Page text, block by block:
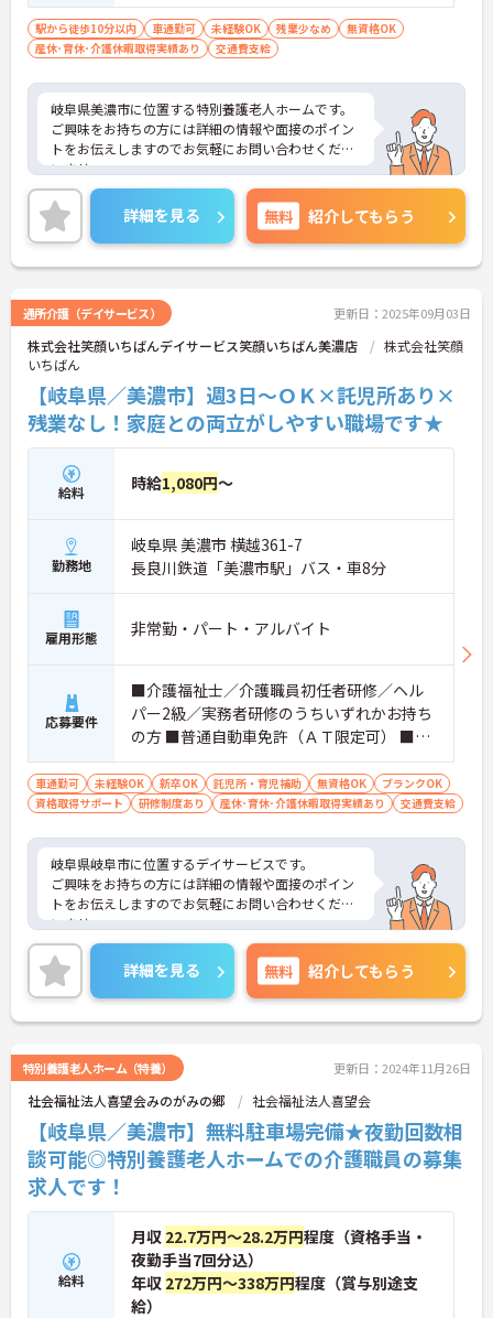
駅から徒歩10分以内 車通勤可 未経験OK 残業少なめ
無資格OK
産休･育休･介護休暇取得実績あり
交通費支給
岐阜県美濃市に位置する特別養護老人ホームです。
ご興味をお持ちの方には詳細の情報や面接のポイン
トをお伝えしますのでお気軽にお問い合わせくださ
いませ。
詳細を見る 無料 紹介してもらう
通所介護（デイサービス） 更新日：2025年09月03日
株式会社笑顔いちばんデイサービス笑顔いちばん美濃店
株式会社笑顔
いちばん
【岐阜県／美濃市】週3日～ＯＫ×託児所あり×
残業なし！家庭との両立がしやすい職場です★
給料 時給1,080円～
勤務地
岐阜県 美濃市 横越361-7
長良川鉄道「美濃市駅」バス・車8分
雇用形態 非常勤・パート・アルバイト
応募要件
■介護福祉士／介護職員初任者研修／ヘル
パー2級／実務者研修のうちいずれかお持ち
の方 ■普通自動車免許（ＡＴ限定可） ■経
験不問 ■週3日～5日程度勤務可能な方歓
迎
車通勤可 未経験OK 新卒OK 託児所・育児補助 無資格OK
ブランクOK
資格取得サポート
研修制度あり 産休･育休･介護休暇取得実績あり 交通費支給
岐阜県岐阜市に位置するデイサービスです。
ご興味をお持ちの方には詳細の情報や面接のポイン
トをお伝えしますのでお気軽にお問い合わせくださ
いませ。
詳細を見る 無料 紹介してもらう
特別養護老人ホーム（特養） 更新日：2024年11月26日
社会福祉法人喜望会みのがみの郷 社会福祉法人喜望会
【岐阜県／美濃市】無料駐車場完備★夜勤回数相
談可能◎特別養護老人ホームでの介護職員の募集
求人です！
給料
月収 22.7万円～28.2万円程度（資格手当・
夜勤手当7回分込）
年収 272万円～338万円程度（賞与別途支
給）